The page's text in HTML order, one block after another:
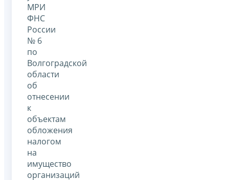
МРИ
ФНС
России
№ 6
по
Волгоградской
области
об
отнесении
к
объектам
обложения
налогом
на
имущество
организаций